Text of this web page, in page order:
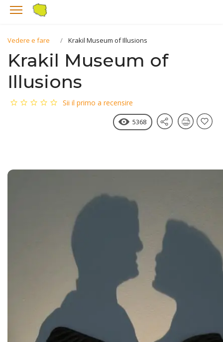
Vedere e fare Krakil Museum of Illusions
Krakil Museum of
Illusions
Sii il primo a recensire
5368